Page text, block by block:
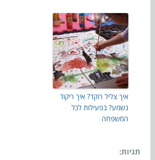
איך צליל רוקד? איך ריקוד
נשמע? בפעילות לכל
המשפחה
תגיות: